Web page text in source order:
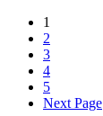
1
2
3
4
5
Next Page